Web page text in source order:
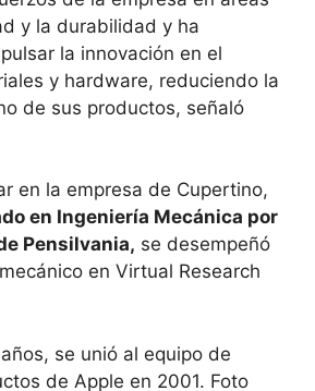
y la durabilidad y ha
la innovación en el
y hardware, reduciendo la
de sus productos, señaló
en la empresa de Cupertino,
en Ingeniería Mecánica por
Pensilvania, se desempeñó
en Virtual Research